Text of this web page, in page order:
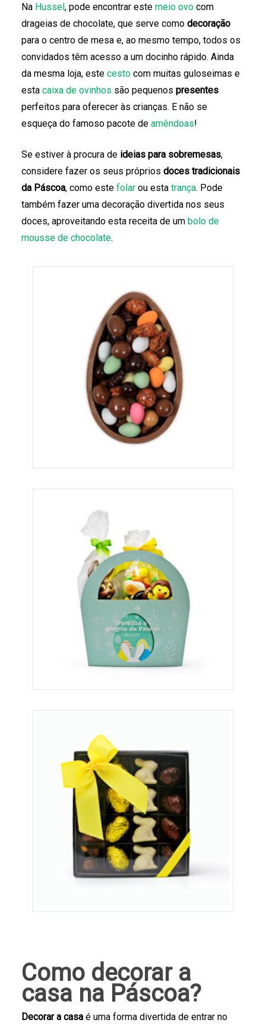
Na Hussel, pode encontrar este meio ovocom
drageias de chocolate, que serve como decoração
para o centro de mesa e, ao mesmo tempo, todos os
convidados têm acesso a um docinho rápido. Ainda
da mesma loja, este cestocom muitas guloseimas e
esta caixa de ovinhos são pequenos presentes
perfeitos para oferecer às crianças. E não se
esqueça do famoso pacote de amêndoas!
Se estiver à procura de ideias para sobremesas,
considere fazer os seus próprios doces tradicionais
da Páscoa, como este folarou esta trança. Pode
também fazer uma decoração divertida nos seus
doces, aproveitando esta receita de um bolo de
mousse de chocolate.
Como decorar a
casa na Páscoa?
Decorar a casaé uma forma divertida de entrar no